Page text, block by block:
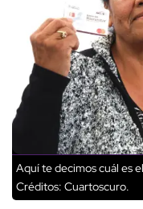
Aquí te decimos cuál es
Créditos: Cuartoscuro.